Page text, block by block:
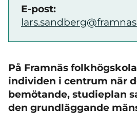
E-post:
På Framnäs
individen i centrum när
bemötande, studieplan
den grundläggande